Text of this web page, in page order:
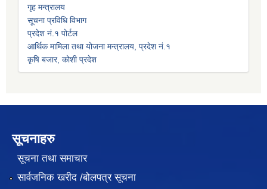
गृह मन्त्रालय
सूचना प्रविधि विभाग
प्रदेश नं.१ पोर्टल
आर्थिक मामिला तथा योजना मन्त्रालय, प्रदेश नं.१
कृषि बजार, कोशी प्रदेश
सूचनाहरु
सूचना तथा समाचार
सार्वजनिक खरीद /बोलपत्र सूचना